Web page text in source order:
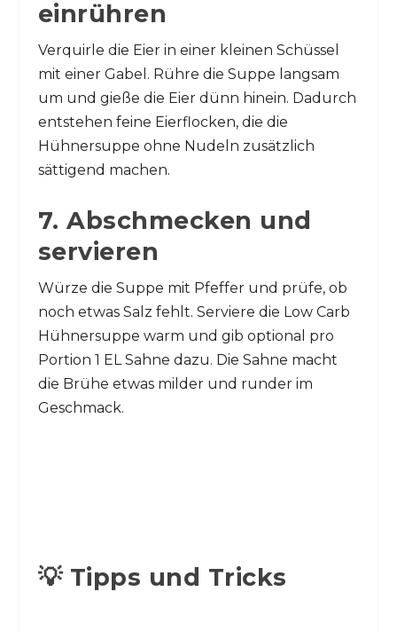
einrühren
Verquirle die Eier in einer kleinen Schüssel
mit einer Gabel. Rühre die Suppe langsam
um und gieße die Eier dünn hinein. Dadurch
entstehen feine Eierflocken, die die
Hühnersuppe ohne Nudeln zusätzlich
sättigend machen.
7. Abschmecken und
servieren
Würze die Suppe mit Pfeffer und prüfe, ob
noch etwas Salz fehlt. Serviere die Low Carb
Hühnersuppe warm und gib optional pro
Portion 1 EL Sahne dazu. Die Sahne macht
die Brühe etwas milder und runder im
Geschmack.
💡 Tipps und Tricks